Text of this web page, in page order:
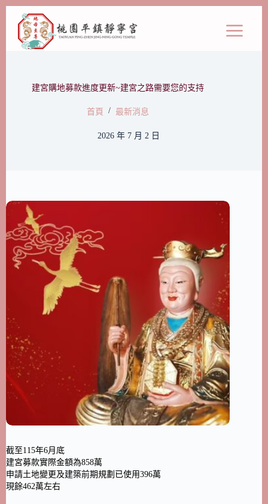
建宮購地募款進度更新~建宮之路需要您的支持
首頁 / 最新消息
2026 年 7 月 2 日
截至115年6月底
建宮募款實際金額為858萬
申請土地變更及建築前期規劃已使用396萬
現餘462萬左右